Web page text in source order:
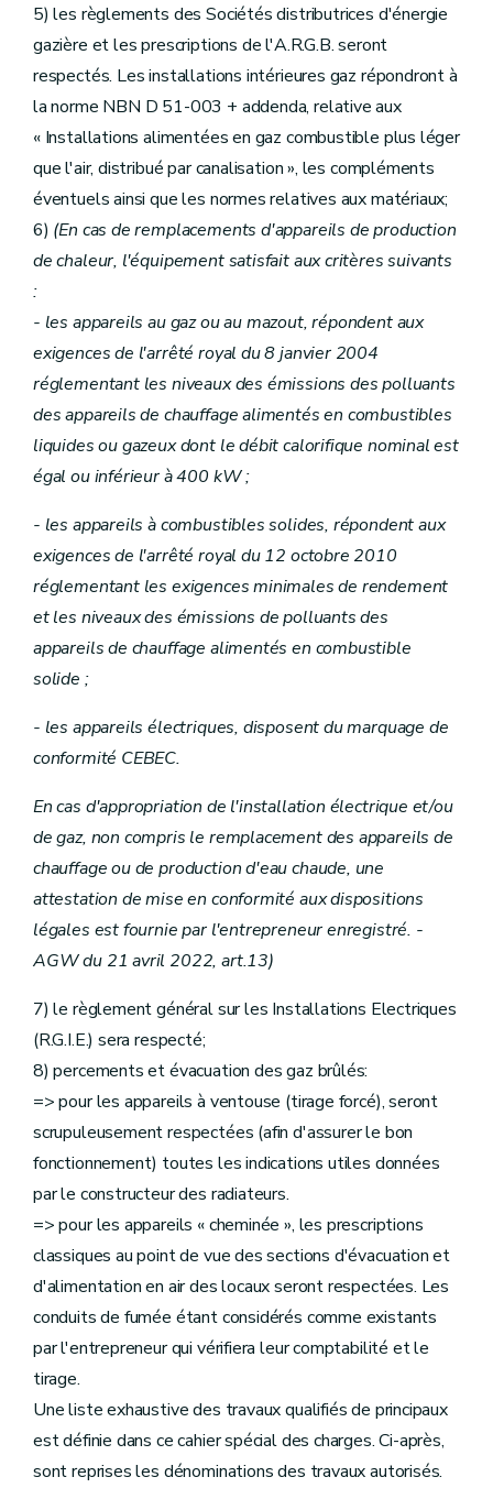
5) les règlements des Sociétés distributrices d'énergie
gazière et les prescriptions de l'A.R.G.B. seront
respectés. Les installations intérieures gaz répondront à
la norme NBN D 51-003 + addenda, relative aux
« Installations alimentées en gaz combustible plus léger
que l'air, distribué par canalisation », les compléments
éventuels ainsi que les normes relatives aux matériaux;
6) (En cas de remplacements d'appareils de production
de chaleur, l'équipement satisfait aux critères suivants
:
- les appareils au gaz ou au mazout, répondent aux
exigences de l'arrêté royal du 8 janvier 2004
réglementant les niveaux des émissions des polluants
des appareils de chauffage alimentés en combustibles
liquides ou gazeux dont le débit calorifique nominal est
égal ou inférieur à 400 kW ;
- les appareils à combustibles solides, répondent aux
exigences de l'arrêté royal du 12 octobre 2010
réglementant les exigences minimales de rendement
et les niveaux des émissions de polluants des
appareils de chauffage alimentés en combustible
solide ;
- les appareils électriques, disposent du marquage de
conformité CEBEC.
En cas d'appropriation de l'installation électrique et/ou
de gaz, non compris le remplacement des appareils de
chauffage ou de production d'eau chaude, une
attestation de mise en conformité aux dispositions
légales est fournie par l'entrepreneur enregistré. -
AGW du 21 avril 2022, art.13)
7) le règlement général sur les Installations Electriques
(R.G.I.E.) sera respecté;
8) percements et évacuation des gaz brûlés:
=> pour les appareils à ventouse (tirage forcé), seront
scrupuleusement respectées (afin d'assurer le bon
fonctionnement) toutes les indications utiles données
par le constructeur des radiateurs.
=> pour les appareils « cheminée », les prescriptions
classiques au point de vue des sections d'évacuation et
d'alimentation en air des locaux seront respectées. Les
conduits de fumée étant considérés comme existants
par l'entrepreneur qui vérifiera leur comptabilité et le
tirage.
Une liste exhaustive des travaux qualifiés de principaux
est définie dans ce cahier spécial des charges. Ci-après,
sont reprises les dénominations des travaux autorisés.